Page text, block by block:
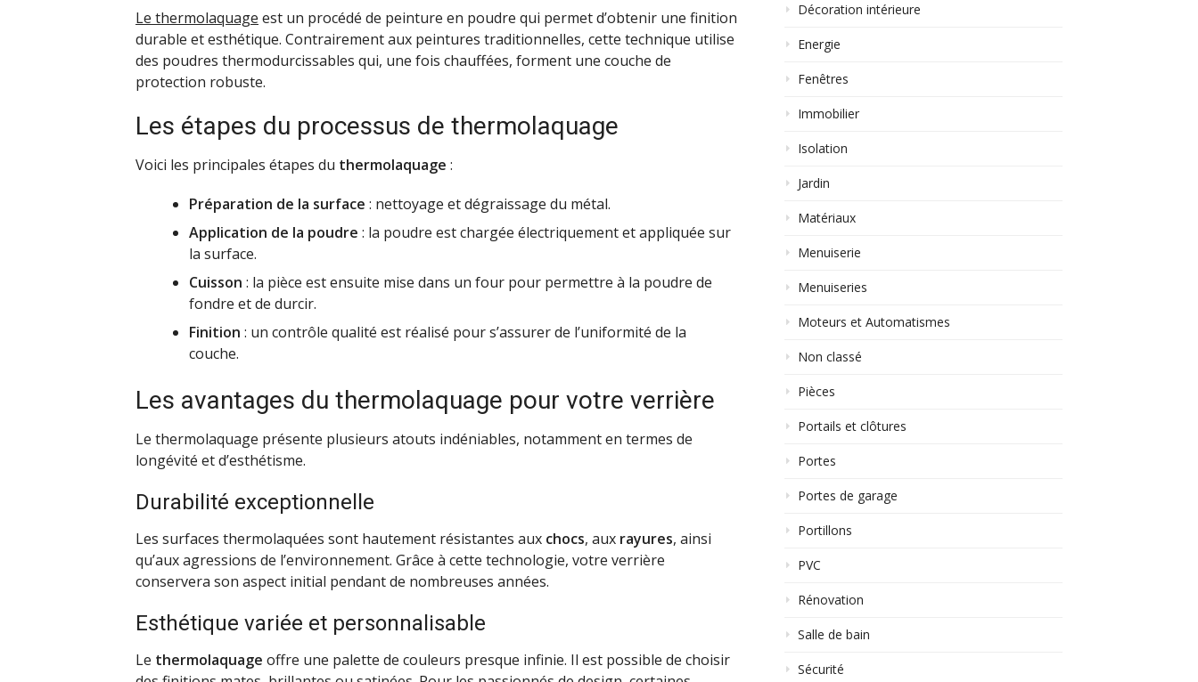
Le thermolaquage est un procédé de peinture en poudre qui permet d’obtenir une finition
durable et esthétique. Contrairement aux peintures traditionnelles, cette technique utilise
des poudres thermodurcissables qui, une fois chauffées, forment une couche de
protection robuste.
Les étapes du processus de thermolaquage
Voici les principales étapes du thermolaquage :
Préparation de la surface : nettoyage et dégraissage du métal.
Application de la poudre : la poudre est chargée électriquement et appliquée sur
la surface.
Cuisson : la pièce est ensuite mise dans un four pour permettre à la poudre de
fondre et de durcir.
Finition : un contrôle qualité est réalisé pour s’assurer de l’uniformité de la
couche.
Les avantages du thermolaquage pour votre verrière
Le thermolaquage présente plusieurs atouts indéniables, notamment en termes de
longévité et d’esthétisme.
Durabilité exceptionnelle
Les surfaces thermolaquées sont hautement résistantes aux chocs, aux rayures, ainsi
qu’aux agressions de l’environnement. Grâce à cette technologie, votre verrière
conservera son aspect initial pendant de nombreuses années.
Esthétique variée et personnalisable
Le thermolaquage offre une palette de couleurs presque infinie. Il est possible de choisir
Décoration intérieure
Energie
Fenêtres
Immobilier
Isolation
Jardin
Matériaux
Menuiserie
Menuiseries
Moteurs et Automatismes
Non classé
Pièces
Portails et clôtures
Portes
Portes de garage
Portillons
PVC
Rénovation
Salle de bain
Sécurité